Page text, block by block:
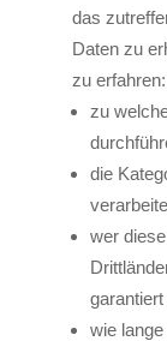
das
Daten zu
zu erfahren:
zu
die
wer
wie